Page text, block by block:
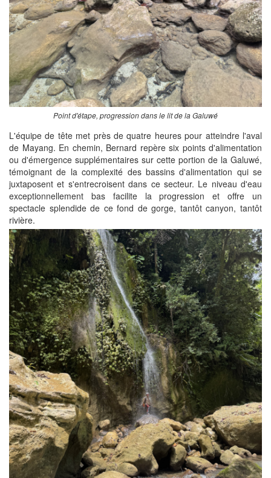
Point d'étape, progression dans le lit de la Galuwé
L'équipe de tête met près de quatre heures pour atteindre l'aval
de Mayang. En chemin, Bernard repère six points d'alimentation
ou d'émergence supplémentaires sur cette portion de la Galuwé,
témoignant de la complexité des bassins d'alimentation qui se
juxtaposent et s'entrecroisent dans ce secteur. Le niveau d'eau
exceptionnellement bas facilite la progression et offre un
spectacle splendide de ce fond de gorge, tantôt canyon, tantôt
rivière.